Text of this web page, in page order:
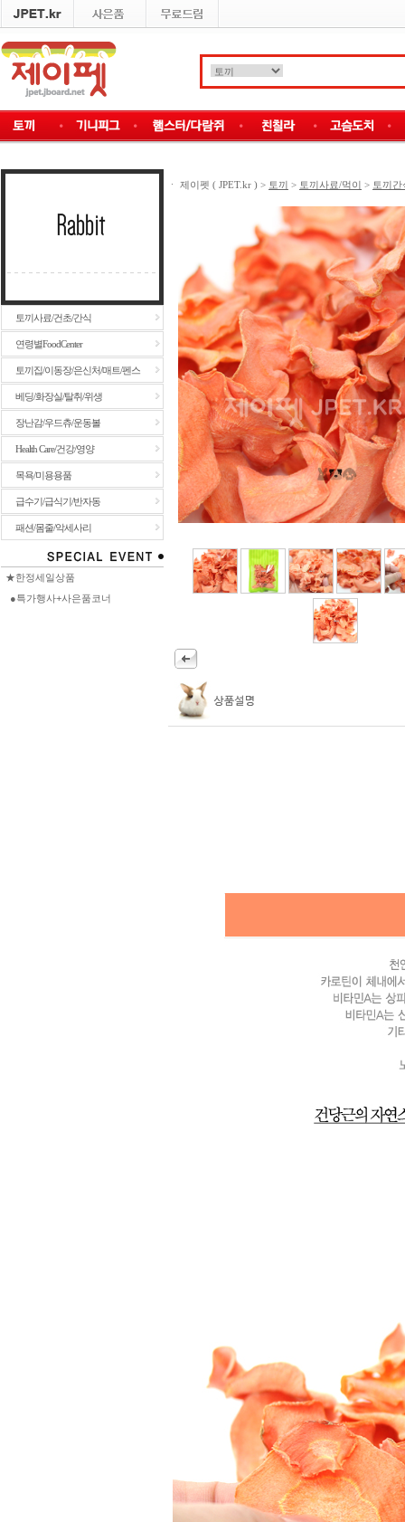
토끼사료/건초/간식
연령별FoodCenter
토끼집/이동장/은신처/매트/펜스
베딩/화장실/탈취/위생
장난감/우드츄/운동볼
Health Care/건강/영양
목욕/미용용품
급수기/급식기/반자동
패션/몸줄/악세사리
★한정세일상품
●특가행사+사은품코너
ㆍ 제이펫 ( JPET.kr ) > 토끼 > 토끼사료/먹이 > 토끼간